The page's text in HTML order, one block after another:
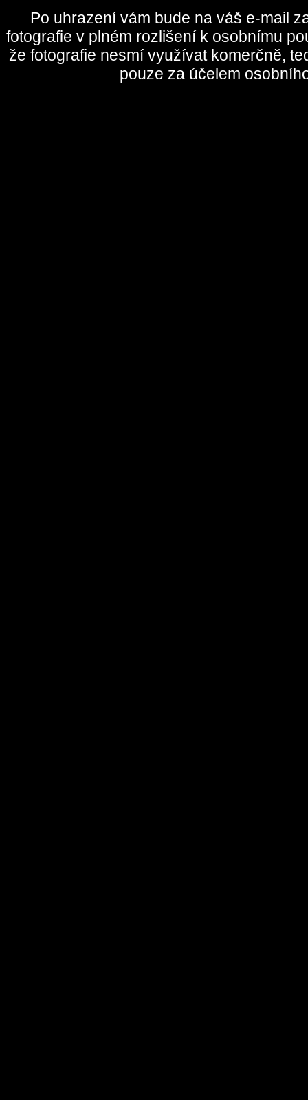
Po uhrazení vám bude na váš e-mail
fotografie v plném rozlišení k osobnímu
že fotografie nesmí využívat komerčně,
pouze za účelem